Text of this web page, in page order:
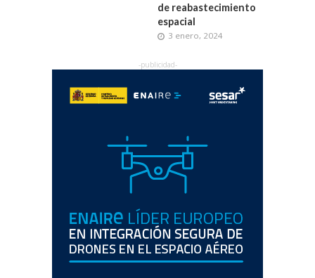
de reabastecimiento
espacial
3 enero, 2024